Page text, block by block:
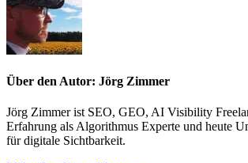
Über den Autor: Jörg Zimmer
Jörg Zimmer ist SEO, GEO, AI Visibility
Erfahrung als Algorithmus Experte und heute
für digitale Sichtbarkeit.